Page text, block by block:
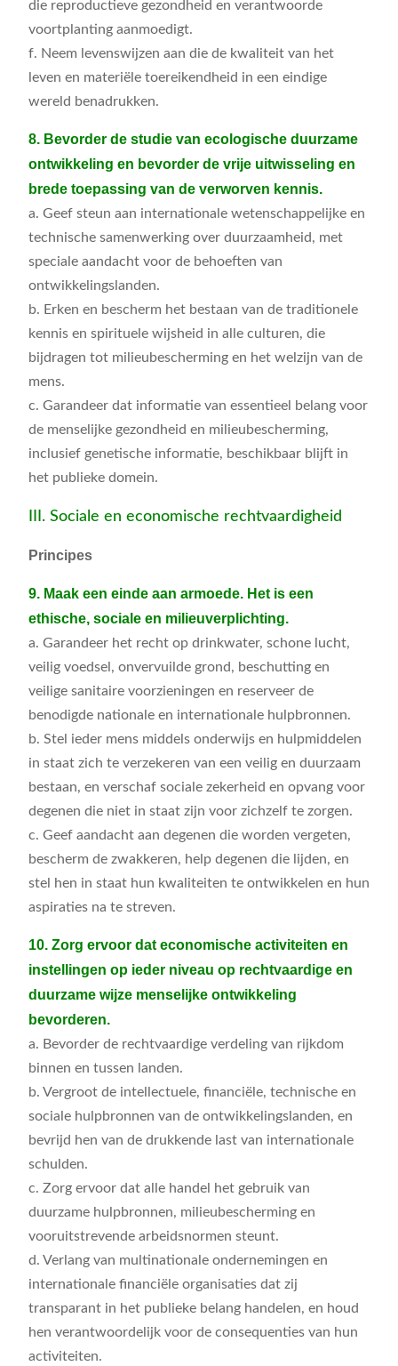
die reproductieve gezondheid en verantwoorde
voortplanting aanmoedigt.
f. Neem levenswijzen aan die de kwaliteit van het
leven en materiële toereikendheid in een eindige
wereld benadrukken.
8. Bevorder de studie van ecologische duurzame
ontwikkeling en bevorder de vrije uitwisseling en
brede toepassing van de verworven kennis.
a. Geef steun aan internationale wetenschappelijke en
technische samenwerking over duurzaamheid, met
speciale aandacht voor de behoeften van
ontwikkelingslanden.
b. Erken en bescherm het bestaan van de traditionele
kennis en spirituele wijsheid in alle culturen, die
bijdragen tot milieubescherming en het welzijn van de
mens.
c. Garandeer dat informatie van essentieel belang voor
de menselijke gezondheid en milieubescherming,
inclusief genetische informatie, beschikbaar blijft in
het publieke domein.
III. Sociale en economische rechtvaardigheid
Principes
9. Maak een einde aan armoede. Het is een
ethische, sociale en milieuverplichting.
a. Garandeer het recht op drinkwater, schone lucht,
veilig voedsel, onvervuilde grond, beschutting en
veilige sanitaire voorzieningen en reserveer de
benodigde nationale en internationale hulpbronnen.
b. Stel ieder mens middels onderwijs en hulpmiddelen
in staat zich te verzekeren van een veilig en duurzaam
bestaan, en verschaf sociale zekerheid en opvang voor
degenen die niet in staat zijn voor zichzelf te zorgen.
c. Geef aandacht aan degenen die worden vergeten,
bescherm de zwakkeren, help degenen die lijden, en
stel hen in staat hun kwaliteiten te ontwikkelen en hun
aspiraties na te streven.
10. Zorg ervoor dat economische activiteiten en
instellingen op ieder niveau op rechtvaardige en
duurzame wijze menselijke ontwikkeling
bevorderen.
a. Bevorder de rechtvaardige verdeling van rijkdom
binnen en tussen landen.
b. Vergroot de intellectuele, financiële, technische en
sociale hulpbronnen van de ontwikkelingslanden, en
bevrijd hen van de drukkende last van internationale
schulden.
c. Zorg ervoor dat alle handel het gebruik van
duurzame hulpbronnen, milieubescherming en
vooruitstrevende arbeidsnormen steunt.
d. Verlang van multinationale ondernemingen en
internationale financiële organisaties dat zij
transparant in het publieke belang handelen, en houd
hen verantwoordelijk voor de consequenties van hun
activiteiten.